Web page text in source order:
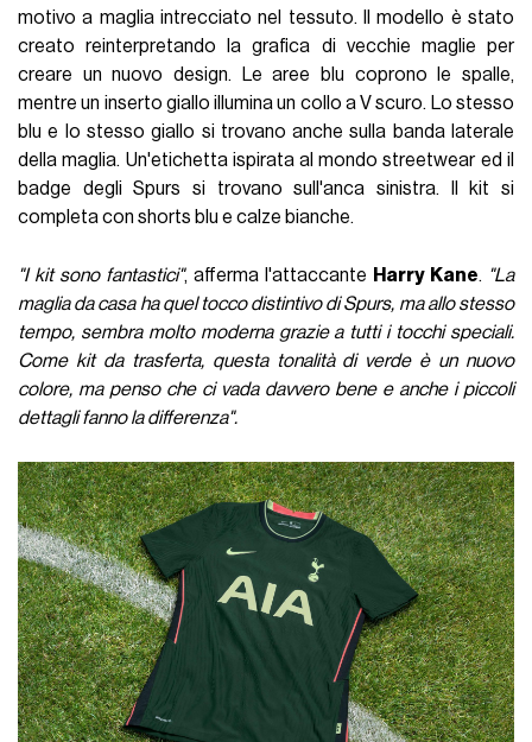
motivo a maglia intrecciato nel tessuto. Il modello è stato
creato reinterpretando la grafica di vecchie maglie per
creare un nuovo design. Le aree blu coprono le spalle,
mentre un inserto giallo illumina un collo a V scuro. Lo stesso
blu e lo stesso giallo si trovano anche sulla banda laterale
della maglia. Un'etichetta ispirata al mondo streetwear ed il
badge degli Spurs si trovano sull'anca sinistra. Il kit si
completa con shorts blu e calze bianche.
"I kit sono fantastici", afferma l'attaccante Harry Kane. "La
maglia da casa ha quel tocco distintivo di Spurs, ma allo stesso
tempo, sembra molto moderna grazie a tutti i tocchi speciali.
Come kit da trasferta, questa tonalità di verde è un nuovo
colore, ma penso che ci vada davvero bene e anche i piccoli
dettagli fanno la differenza".